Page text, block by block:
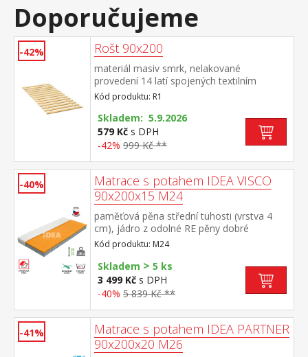
Doporučujeme
-42% Rošt 90x200
materiál masiv smrk, nelakované
provedení 14 latí spojených textilním
tkalounem
Kód produktu: R1
Skladem: 5.9.2026
579 Kč s DPH
-42% 999 Kč **
-40%
Matrace s potahem IDEA VISCO
90x200x15 M24
paměťová pěna střední tuhosti (vrstva 4
cm), jádro z odolné RE pěny dobré
ortopedické vlastností a dlouhá životnost
matrace vhodná pro všechny typy roštů
potah prodyšný, vyrobený ze dvou částí,
snímatelný a pratelný do 60 °C doporučená
nosnost do 130 kg
Kód produktu: M24
Skladem > 5 ks
3 499 Kč s DPH
-40% 5 839 Kč **
-41%
Matrace s potahem IDEA PARTNER
90x200x20 M26